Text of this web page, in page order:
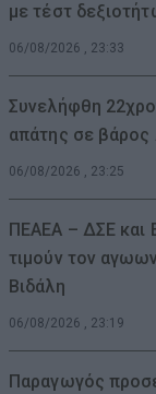
με τέστ
06/08/2026 , 23:33
Συνελήφθη
απάτης σε βάρος
06/08/2026 , 23:25
ΠΕΑΕΑ – ΔΣΕ και
τιμούν τον
Βιδάλη
06/08/2026 , 23:19
Παραγωγός